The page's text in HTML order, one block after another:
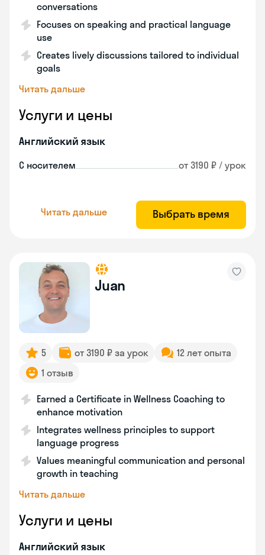
conversations
Focuses on speaking and practical language
use
Creates lively discussions tailored to individual
goals
Читать дальше
Услуги и цены
Английский язык
С носителем от 3190 ₽ / урок
Читать дальше Выбрать время
Juan
5 от 3190 ₽ за урок
12 лет опыта
1 отзыв
Earned a Certificate in Wellness Coaching to
enhance motivation
Integrates wellness principles to support
language progress
Values meaningful communication and personal
growth in teaching
Читать дальше
Услуги и цены
Английский язык